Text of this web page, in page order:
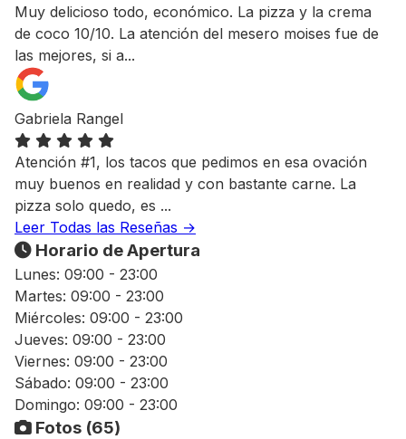
Muy delicioso todo, económico. La pizza y la crema
de coco 10/10. La atención del mesero moises fue de
las mejores, si a...
Gabriela Rangel
Atención #1, los tacos que pedimos en esa ovación
muy buenos en realidad y con bastante carne. La
pizza solo quedo, es ...
Leer Todas las Reseñas →
Horario de Apertura
Lunes: 09:00 - 23:00
Martes: 09:00 - 23:00
Miércoles: 09:00 - 23:00
Jueves: 09:00 - 23:00
Viernes: 09:00 - 23:00
Sábado: 09:00 - 23:00
Domingo: 09:00 - 23:00
Fotos (65)